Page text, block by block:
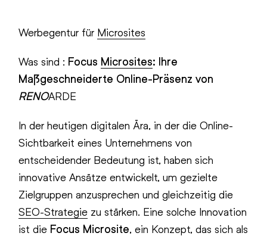
Werbegentur für Microsites
Was sind : Focus Microsites: Ihre
Maßgeschneiderte Online-Präsenz von
RENOARDE
In der heutigen digitalen Ära, in der die Online-
Sichtbarkeit eines Unternehmens von
entscheidender Bedeutung ist, haben sich
innovative Ansätze entwickelt, um gezielte
Zielgruppen anzusprechen und gleichzeitig die
SEO-Strategie zu stärken. Eine solche Innovation
ist die Focus Microsite, ein Konzept, das sich als